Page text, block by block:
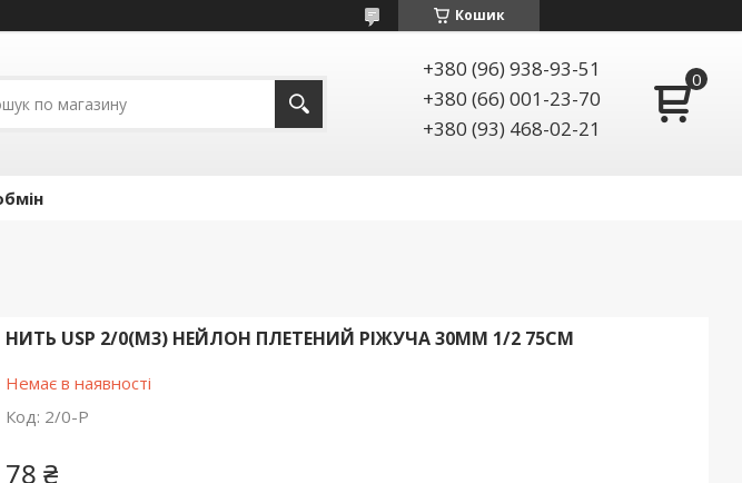
Кошик
+380 (96) 938-93-51
+380 (66) 001-23-70
+380 (93) 468-02-21
НИТЬ USP 2/0(М3) НЕЙЛОН ПЛЕТЕНИЙ РІЖУЧА 30ММ 1/2 75СМ
Немає в наявності
Код: 2/0-Р
78 ₴